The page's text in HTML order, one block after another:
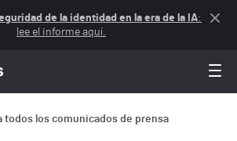
de la identidad en la era de la IA:
lee el informe aquí.
todos los comunicados de prensa